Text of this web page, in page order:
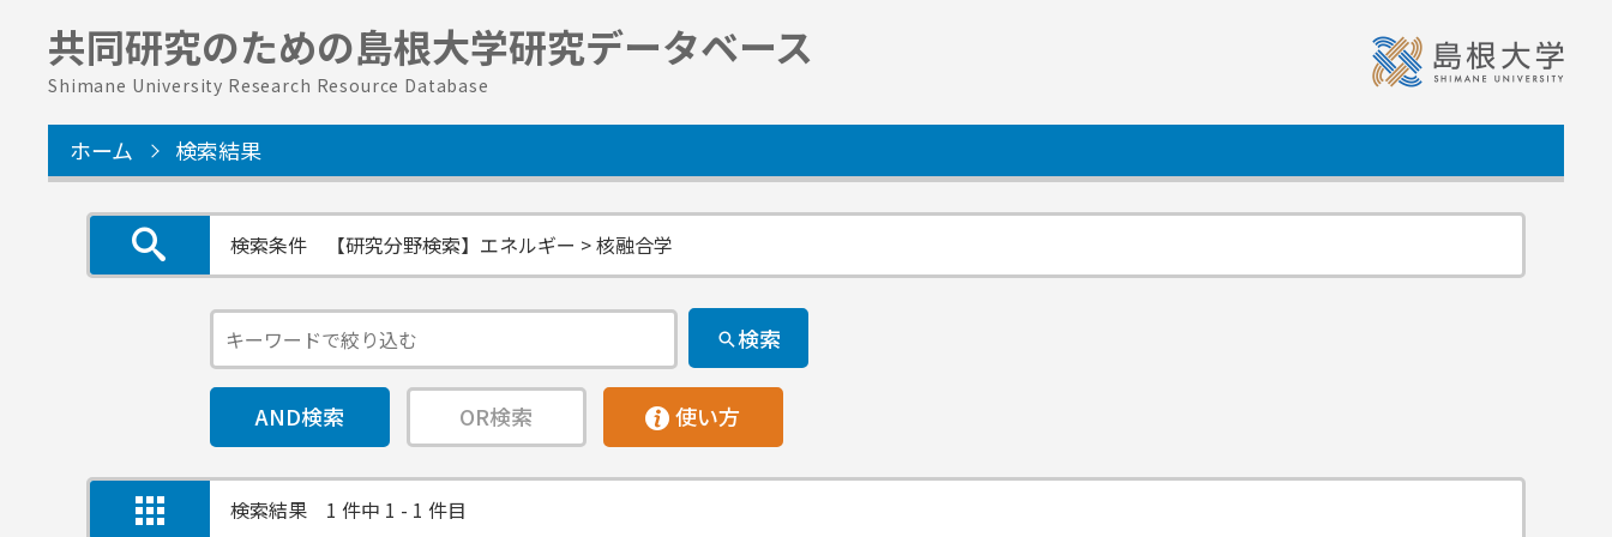
共同研究のための島根大学研究データベース
Shimane University Research Resource Database
ホーム 検索結果
検索条件 【研究分野検索】エネルギー > 核融合学
検索
AND検索 OR検索 使い方
検索結果 1 件中 1 - 1 件目